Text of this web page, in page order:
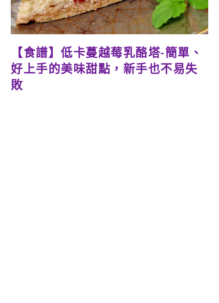
【食譜】低卡蔓越莓乳酪塔-簡單、
好上手的美味甜點，新手也不易失
敗